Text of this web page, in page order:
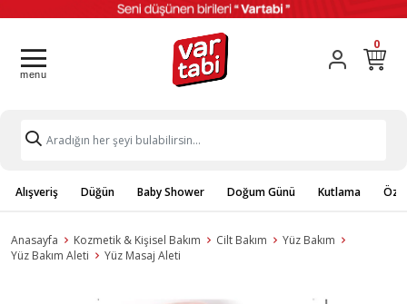
0
Alışveriş Düğün Baby Shower Doğum Günü Kutlama
Anasayfa Kozmetik & Kişisel Bakım Cilt Bakım
Yüz Bakım
Yüz Bakım Aleti
Yüz Masaj Aleti